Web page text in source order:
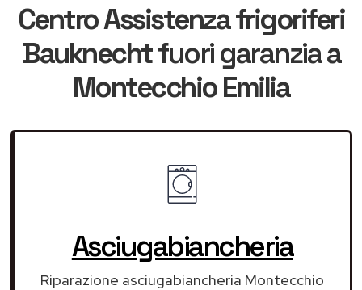
Centro Assistenza frigoriferi
Bauknechtfuori garanziaa
Montecchio Emilia
Asciugabiancheria
Riparazione asciugabiancheria Montecchio